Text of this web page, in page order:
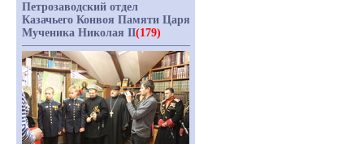
Петрозаводский отдел
Казачьего Конвоя Памяти Царя
Мученика Николая II(179)